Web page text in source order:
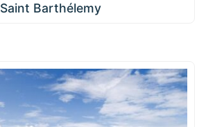
Saint Barthélemy